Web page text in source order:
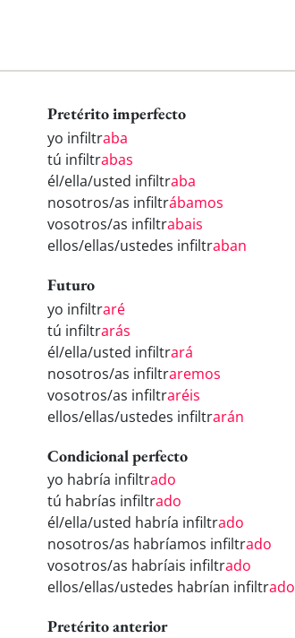
Pretérito imperfecto
yo infiltraba
tú infiltrabas
él/ella/usted infiltraba
nosotros/as infiltrábamos
vosotros/as infiltrabais
ellos/ellas/ustedes infiltraban
Futuro
yo infiltraré
tú infiltrarás
él/ella/usted infiltrará
nosotros/as infiltraremos
vosotros/as infiltraréis
ellos/ellas/ustedes infiltrarán
Condicional perfecto
yo habría infiltrado
tú habrías infiltrado
él/ella/usted habría infiltrado
nosotros/as habríamos infiltrado
vosotros/as habríais infiltrado
ellos/ellas/ustedes habrían infiltrado
Pretérito anterior